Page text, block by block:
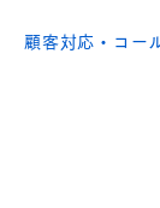
顧客対応・コー